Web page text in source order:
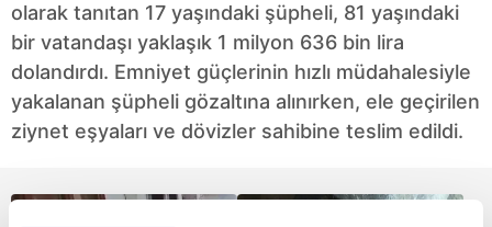
olarak tanıtan 17 yaşındaki şüpheli, 81 yaşındaki
bir vatandaşı yaklaşık 1 milyon 636 bin lira
dolandırdı. Emniyet güçlerinin hızlı müdahalesiyle
yakalanan şüpheli gözaltına alınırken, ele geçirilen
ziynet eşyaları ve dövizler sahibine teslim edildi.